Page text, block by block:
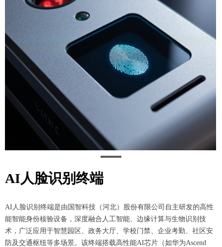
AI人脸识别终端
AI人脸识别终端是由国智科技（河北）股份有限公司自主研发的高性
能智能身份核验设备，深度融合人工智能、边缘计算与生物识别技
术，广泛应用于智慧园区、政务大厅、学校门禁、企业考勤、社区安
防及交通枢纽等多场景。该终端搭载高性能AI芯片（如华为Ascend